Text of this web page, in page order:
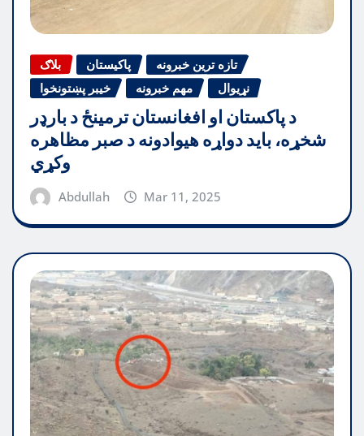
بلاګ پاکیستان
تازه ترین خبرونه
خیبر پښتونخوا
مهم خبرونه نړیوال
د پاکستان او افغانستان ترمینځ د بارډر
شخړه، باید دواړه هیوادونه د صبر مظاهره
وکړي
Abdullah Mar 11, 2025